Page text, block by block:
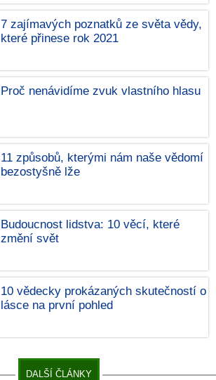
7 zajímavých poznatků ze světa vědy,
které přinese rok 2021
Proč nenávidíme zvuk vlastního hlasu
11 způsobů, kterými nám naše vědomí
bezostyšně lže
Budoucnost lidstva: 10 věcí, které
změní svět
10 vědecky prokázaných skutečností o
lásce na první pohled
DALŠÍ ČLÁNKY